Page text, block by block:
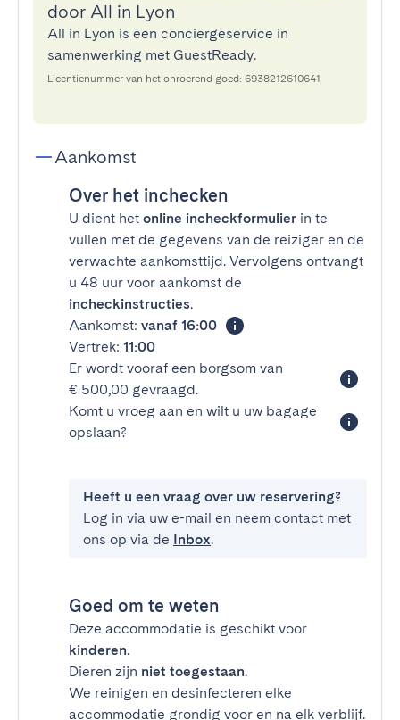
door All in Lyon
All in Lyon is een conciërgeservice in
samenwerking met GuestReady.
Licentienummer van het onroerend goed: 6938212610641
Aankomst
Over het inchecken
U dient het online incheckformulier in te
vullen met de gegevens van de reiziger en de
verwachte aankomsttijd. Vervolgens ontvangt
u 48 uur voor aankomst de
incheckinstructies.
Aankomst: vanaf 16:00
Vertrek: 11:00
Er wordt vooraf een borgsom van
€ 500,00 gevraagd.
Komt u vroeg aan en wilt u uw bagage
opslaan?
Heeft u een vraag over uw reservering?
Log in via uw e-mail en neem contact met
ons op via de Inbox.
Goed om te weten
Deze accommodatie is geschikt voor
kinderen.
Dieren zijn niet toegestaan.
We reinigen en desinfecteren elke
accommodatie grondig voor en na elk verblijf.